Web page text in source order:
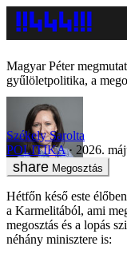
Magyar Péter
gyűlöletpolitika, a
Székely Sarolta
POLITIKA
2026.
Megosztás
Hétfőn késő este
a Karmelitából, ami
megosztás és a lopás
néhány minisztere is: